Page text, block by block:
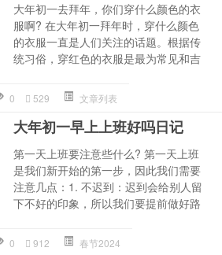
大年初一去拜年，你们穿什么颜色的衣
服啊? 在大年初一拜年时，穿什么颜色
的衣服一直是人们关注的话题。根据传
统习俗，穿红色的衣服是最为常见和吉
0 529 文章列表
大年初一早上上班好吗日记
第一天上班要注意些什么? 第一天上班
是我们新开始的第一步，因此我们需要
注意几点：1. 不迟到：迟到会给别人留
下不好的印象，所以我们要提前做好路
0 912 春节2024